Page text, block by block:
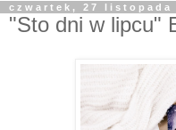
czwartek, 27 listopada
"Sto dni w lipcu"